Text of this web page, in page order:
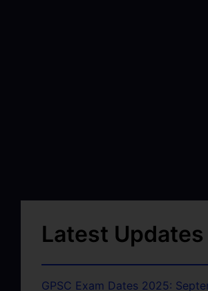
Latest Updates
GPSC Exam Dates 2025: